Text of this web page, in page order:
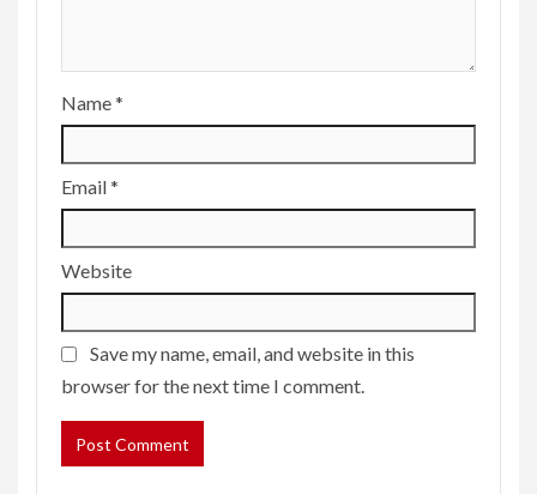
Name*
Email*
Website
Save my name, email, and website in this
browser for the next time I comment.